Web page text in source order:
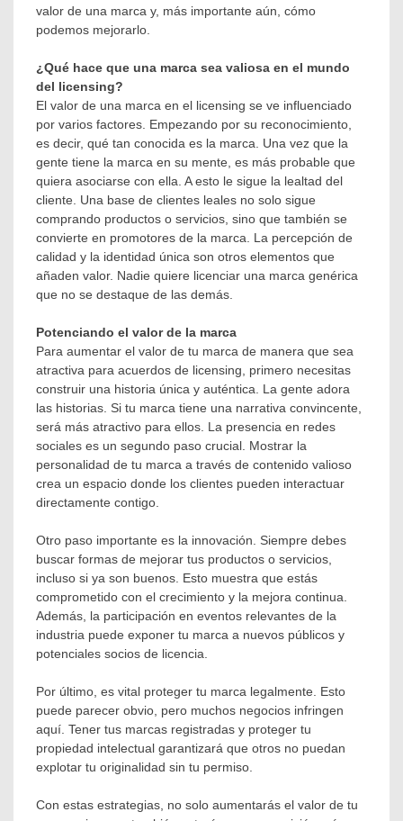
valor de una marca y, más importante aún, cómo
podemos mejorarlo.
¿Qué hace que una marca sea valiosa en el mundo
del licensing?
El valor de una marca en el licensing se ve influenciado
por varios factores. Empezando por su reconocimiento,
es decir, qué tan conocida es la marca. Una vez que la
gente tiene la marca en su mente, es más probable que
quiera asociarse con ella. A esto le sigue la lealtad del
cliente. Una base de clientes leales no solo sigue
comprando productos o servicios, sino que también se
convierte en promotores de la marca. La percepción de
calidad y la identidad única son otros elementos que
añaden valor. Nadie quiere licenciar una marca genérica
que no se destaque de las demás.
Potenciando el valor de la marca
Para aumentar el valor de tu marca de manera que sea
atractiva para acuerdos de licensing, primero necesitas
construir una historia única y auténtica. La gente adora
las historias. Si tu marca tiene una narrativa convincente,
será más atractivo para ellos. La presencia en redes
sociales es un segundo paso crucial. Mostrar la
personalidad de tu marca a través de contenido valioso
crea un espacio donde los clientes pueden interactuar
directamente contigo.
Otro paso importante es la innovación. Siempre debes
buscar formas de mejorar tus productos o servicios,
incluso si ya son buenos. Esto muestra que estás
comprometido con el crecimiento y la mejora continua.
Además, la participación en eventos relevantes de la
industria puede exponer tu marca a nuevos públicos y
potenciales socios de licencia.
Por último, es vital proteger tu marca legalmente. Esto
puede parecer obvio, pero muchos negocios infringen
aquí. Tener tus marcas registradas y proteger tu
propiedad intelectual garantizará que otros no puedan
explotar tu originalidad sin tu permiso.
Con estas estrategias, no solo aumentarás el valor de tu